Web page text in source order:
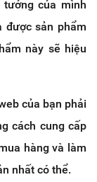
của mình
được sản phẩm
này sẽ hiệu
của bạn phải
cách cung cấp
hàng và làm
nhất có thể.